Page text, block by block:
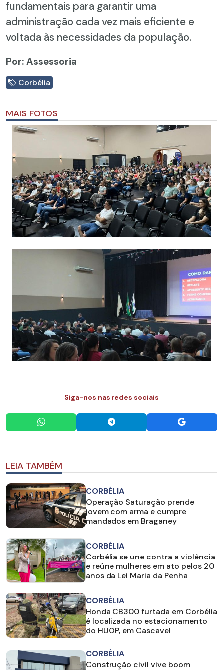
fundamentais para garantir uma
administração cada vez mais eficiente e
voltada às necessidades da população.
Por: Assessoria
Corbélia
MAIS FOTOS
Siga-nos nas redes sociais
LEIA TAMBÉM
CORBÉLIA
Operação Saturação prende
jovem com arma e cumpre
mandados em Braganey
CORBÉLIA
Corbélia se une contra a violência
e reúne mulheres em ato pelos 20
anos da Lei Maria da Penha
CORBÉLIA
Honda CB300 furtada em Corbélia
é localizada no estacionamento
do HUOP, em Cascavel
CORBÉLIA
Construção civil vive boom